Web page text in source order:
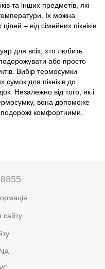
та інших предметів, які
Їх можна
– від сімейних пікніків
для всіх, хто любить
або просто
Вибір термосумки
сумок для пікніків до
Незалежно від того, як і
вона допоможе
комфортними.
сайту